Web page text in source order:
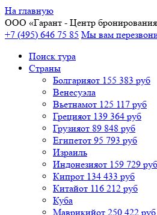
На главную
ООО «Гарант - Центр
+7 (495) 646 75 85 Мы вам
Поиск тура
Cтраны
Болгарияот 155 383 руб
Венесуэла
Вьетнамот 125 117 руб
Грецияот 139 364 руб
Грузияот 89 848 руб
Египетот 95 793 руб
Израиль
Индонезияот 159 729 руб
Кипрот 134 433 руб
Китайот 116 212 руб
Куба
Маврикийот 250 422 руб